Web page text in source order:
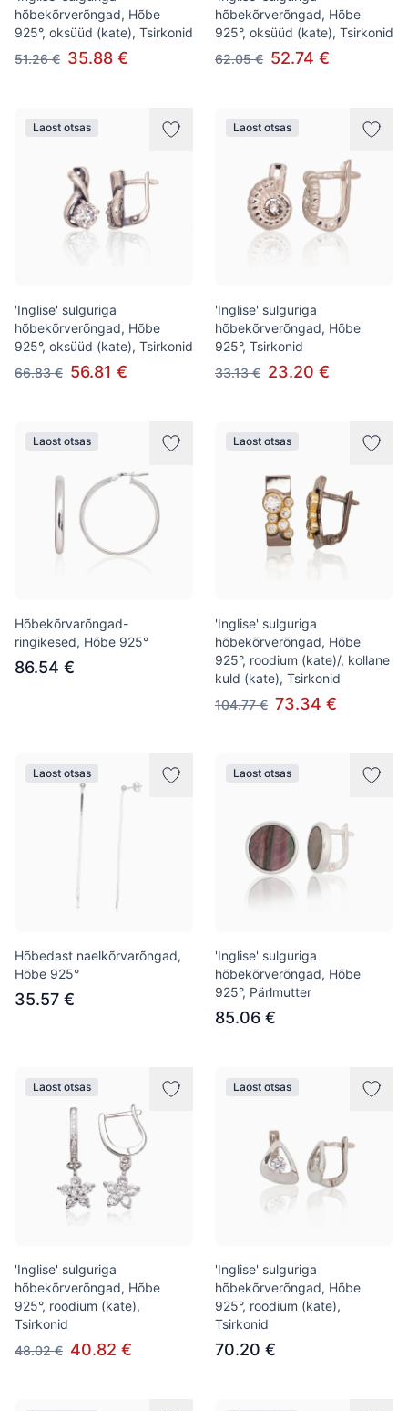
hõbekõrverõngad, Hõbe
925°, oksüüd (kate), Tsirkonid
51.26 € 35.88 €
hõbekõrverõngad, Hõbe
925°, oksüüd (kate), Tsirkonid
62.05 € 52.74 €
Laost otsas
'Inglise' sulguriga
hõbekõrverõngad, Hõbe
925°, oksüüd (kate), Tsirkonid
66.83 € 56.81 €
Laost otsas
'Inglise' sulguriga
hõbekõrverõngad, Hõbe
925°, Tsirkonid
33.13 € 23.20 €
Laost otsas
Hõbekõrvarõngad-
ringikesed, Hõbe 925°
86.54 €
Laost otsas
'Inglise' sulguriga
hõbekõrverõngad, Hõbe
925°, roodium (kate)/, kollane
kuld (kate), Tsirkonid
104.77 € 73.34 €
Laost otsas
Hõbedast naelkõrvarõngad,
Hõbe 925°
35.57 €
Laost otsas
'Inglise' sulguriga
hõbekõrverõngad, Hõbe
925°, Pärlmutter
85.06 €
Laost otsas
'Inglise' sulguriga
hõbekõrverõngad, Hõbe
925°, roodium (kate),
Tsirkonid
48.02 € 40.82 €
Laost otsas
'Inglise' sulguriga
hõbekõrverõngad, Hõbe
925°, roodium (kate),
Tsirkonid
70.20 €